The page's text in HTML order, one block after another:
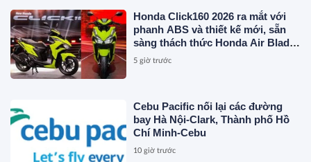
Honda Click160 2026 ra mắt với
phanh ABS và thiết kế mới, sẵn
sàng thách thức Honda Air Blade
và Yamaha NVX
5 giờ trước
Cebu Pacific nối lại các đường
bay Hà Nội-Clark, Thành phố Hồ
Chí Minh-Cebu
10 giờ trước